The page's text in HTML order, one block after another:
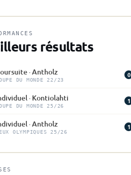
résultats
· Antholz
DU MONDE 22/23
0
· Kontiolahti
DU MONDE 25/26
1
· Antholz
OLYMPIQUES 25/26
1